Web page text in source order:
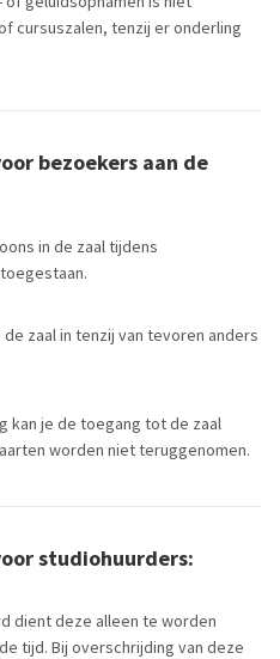
cursuszalen, tenzij er onderling
bezoekers aan de
in de zaal tijdens
zaal in tenzij van tevoren anders
kan je de toegang tot de zaal
worden niet teruggenomen.
studiohuurders:
dient deze alleen te worden
tijd. Bij overschrijding van deze